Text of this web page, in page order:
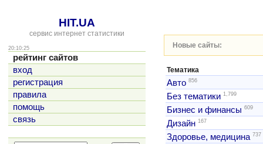
HIT.UA
сервис интернет статистики
20:10:25
рейтинг сайтов
вход
регистрация
правила
помощь
связь
Новые сайты:
Тематика
Авто 856
Без тематики 1,799
Бизнес и финансы 609
Дизайн 167
Здоровье, медицина 737